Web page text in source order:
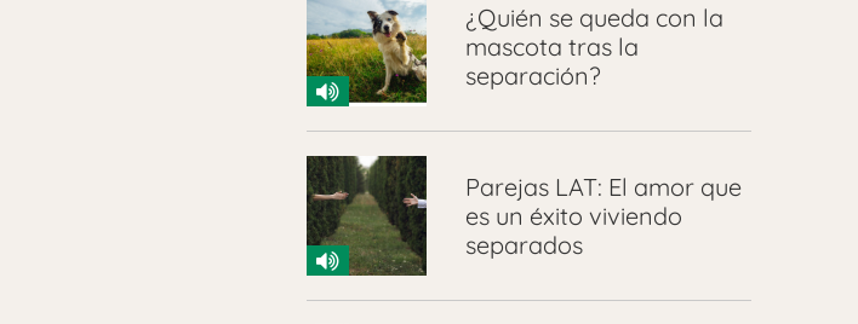
¿Quién se queda con la
mascota tras la
separación?
Parejas LAT: El amor que
es un éxito viviendo
separados